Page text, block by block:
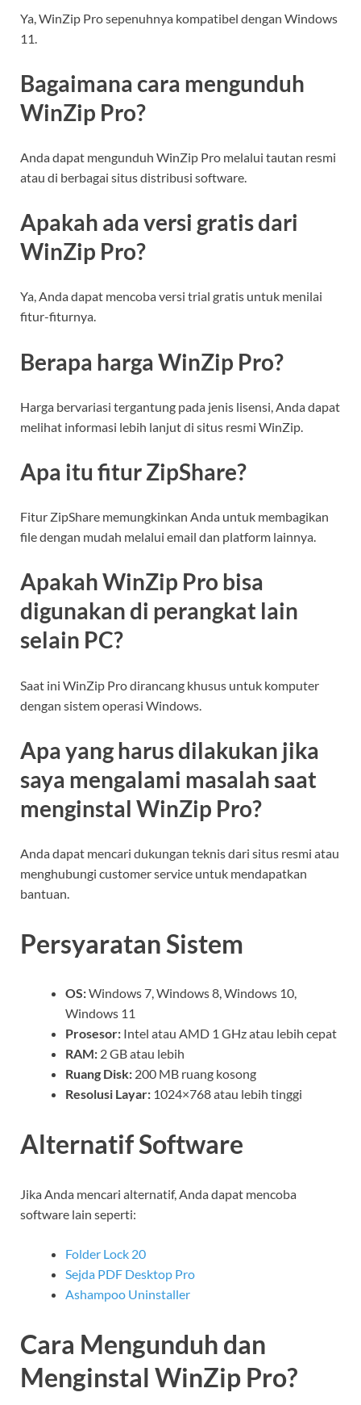
Ya, WinZip Pro sepenuhnya kompatibel dengan Windows
11.
Bagaimana cara mengunduh
WinZip Pro?
Anda dapat mengunduh WinZip Pro melalui tautan resmi
atau di berbagai situs distribusi software.
Apakah ada versi gratis dari
WinZip Pro?
Ya, Anda dapat mencoba versi trial gratis untuk menilai
fitur-fiturnya.
Berapa harga WinZip Pro?
Harga bervariasi tergantung pada jenis lisensi, Anda dapat
melihat informasi lebih lanjut di situs resmi WinZip.
Apa itu fitur ZipShare?
Fitur ZipShare memungkinkan Anda untuk membagikan
file dengan mudah melalui email dan platform lainnya.
Apakah WinZip Pro bisa
digunakan di perangkat lain
selain PC?
Saat ini WinZip Pro dirancang khusus untuk komputer
dengan sistem operasi Windows.
Apa yang harus dilakukan jika
saya mengalami masalah saat
menginstal WinZip Pro?
Anda dapat mencari dukungan teknis dari situs resmi atau
menghubungi customer service untuk mendapatkan
bantuan.
Persyaratan Sistem
OS:Windows 7, Windows 8, Windows 10,
Windows 11
Prosesor: Intel atau AMD 1 GHz atau lebih cepat
RAM: 2 GB atau lebih
Ruang Disk: 200 MB ruang kosong
Resolusi Layar: 1024×768 atau lebih tinggi
Alternatif Software
Jika Anda mencari alternatif, Anda dapat mencoba
software lain seperti:
Folder Lock 20
Sejda PDF Desktop Pro
Ashampoo Uninstaller
Cara Mengunduh dan
Menginstal WinZip Pro?